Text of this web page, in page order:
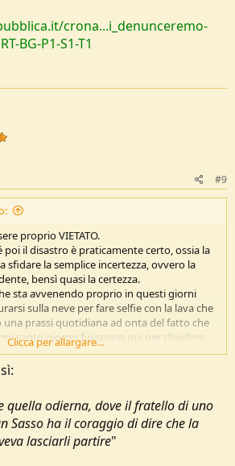
crona...i_denunceremo-
BG-P1-S1-T1
#9
proprio VIETATO.
poi il disastro è praticamente certo, ossia la
sfidare la semplice incertezza, ovvero la
bensì quasi la certezza.
sta avvenendo proprio in questi giorni
sulla neve per fare selfie con la lava che
prassi quotidiana ad onta del fatto che
santo giorno finiscono poi per chiedere
sfidando un DIVIETO. Figurarsi quindi
deterrenza.
di responsabilità.
situazione come quella odierna, dove il
sul Gran Sasso ha il coraggio di dire che
lasciarli partire", allora anche i divieti
Clicca per allargare...
quella odierna, dove il fratello di uno
Sasso ha il coraggio di dire che la
lasciarli partire"